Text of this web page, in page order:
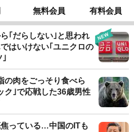
無料会員 有料会員
｢だらしない｣と思われ
はいけない｢ユニクロの
｣
の肉をごっそり食べら
｣で応戦した36歳男性
っている…中国のITも